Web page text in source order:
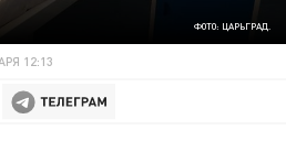
ФОТО: ЦАРЬГРАД.
12:13